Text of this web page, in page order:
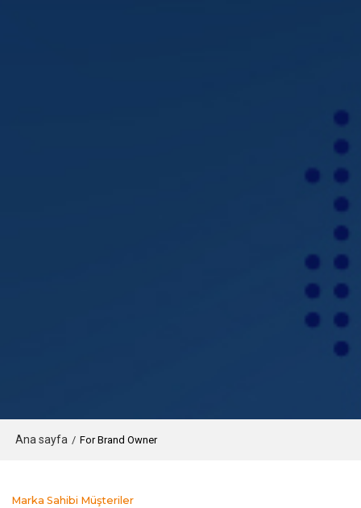
Ana sayfa / For Brand Owner
Marka Sahibi Müşteriler